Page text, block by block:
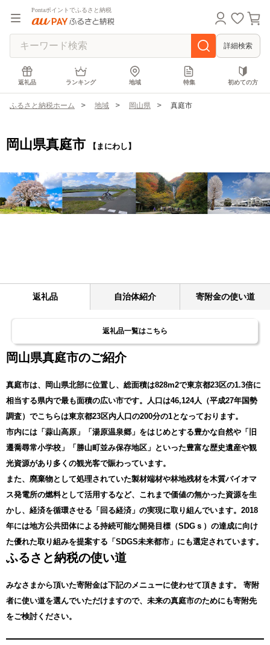
Pontaポイントでふるさと納税
詳細検索
返礼品 ランキング 地域 特集 初めての方
ふるさと納税ホーム 地域 岡山県 真庭市
岡山県真庭市 【まにわし】
返礼品 自治体紹介 寄附金の使い道
返礼品一覧はこちら
岡山県真庭市のご紹介
真庭市は、岡山県北部に位置し、総面積は828m2で東京都23区の1.3倍に
相当する県内で最も面積の広い市です。人口は46,124人（平成27年国勢
調査）でこちらは東京都23区内人口の200分の1となっております。
市内には「蒜山高原」「湯原温泉郷」をはじめとする豊かな自然や「旧
遷喬尋常小学校」「勝山町並み保存地区」といった豊富な歴史遺産や観
光資源があり多くの観光客で賑わっています。
また、廃棄物として処理されていた製材端材や林地残材を木質バイオマ
ス発電所の燃料として活用するなど、これまで価値の無かった資源を生
かし、経済を循環させる「回る経済」の実現に取り組んでいます。2018
年には地方公共団体による持続可能な開発目標（SDGｓ）の達成に向け
た優れた取り組みを提案する「SDGS未来都市」にも選定されています。
ふるさと納税の使い道
みなさまから頂いた寄附金は下記のメニューに使わせて頂きます。
寄附
者に使い道を選んでいただけますので、未来の真庭市のためにも寄附先
をご検討ください。